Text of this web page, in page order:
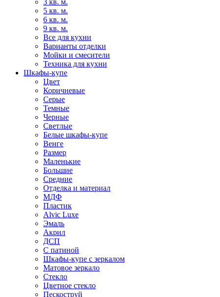
3 кв. м.
5 кв. м.
6 кв. м.
9 кв. м.
Все для кухни
Варианты отделки
Мойки и смесители
Техника для кухни
Шкафы-купе
Цвет
Коричневые
Серые
Темные
Черные
Светлые
Белые шкафы-купе
Венге
Размер
Маленькие
Большие
Средние
Отделка и материал
МДФ
Пластик
Alvic Luxe
Эмаль
Акрил
ДСП
С патиной
Шкафы-купе с зеркалом
Матовое зеркало
Стекло
Цветное стекло
Пескоструй